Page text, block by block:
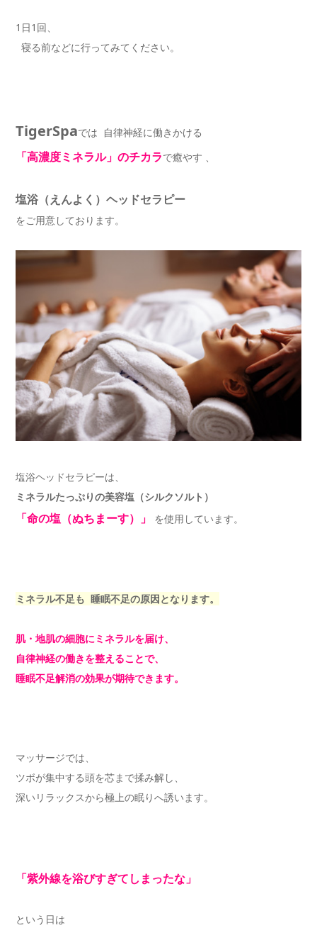
1日1回、
寝る前などに行ってみてください。
TigerSpaでは 自律神経に働きかける
「高濃度ミネラル」のチカラで癒やす 、
塩浴（えんよく）ヘッドセラピー
をご用意しております。
塩浴ヘッドセラピーは、
ミネラルたっぷりの美容塩（シルクソルト）
「命の塩（ぬちまーす）」 を使用しています。
ミネラル不足も 睡眠不足の原因となります。
肌・地肌の細胞にミネラルを届け、
自律神経の働きを整えることで、
睡眠不足解消の効果が期待できます。
マッサージでは、
ツボが集中する頭を芯まで揉み解し、
深いリラックスから極上の眠りへ誘います。
「紫外線を浴びすぎてしまったな」
という日は